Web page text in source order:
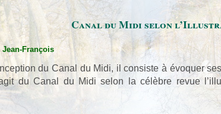
Canal du Midi selon
Jean-François
du Canal du Midi, il consiste à évoquer
du Canal du Midi selon la célèbre revue